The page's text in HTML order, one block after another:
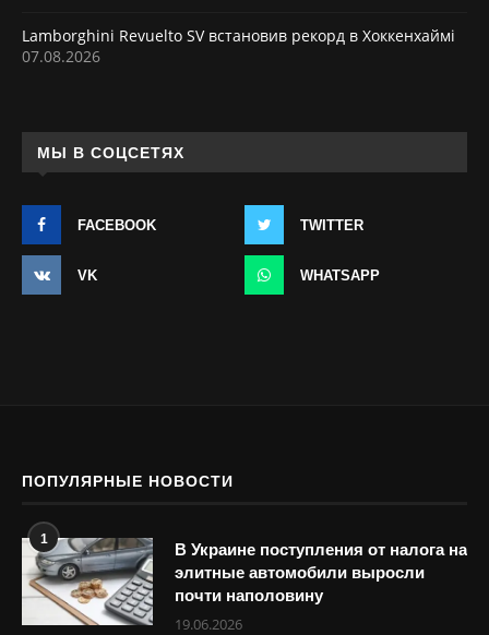
Lamborghini Revuelto SV встановив рекорд в Хоккенхаймі
07.08.2026
МЫ В СОЦСЕТЯХ
FACEBOOK TWITTER
VK WHATSAPP
ПОПУЛЯРНЫЕ НОВОСТИ
1
В Украине поступления от налога на
элитные автомобили выросли
почти наполовину
19.06.2026